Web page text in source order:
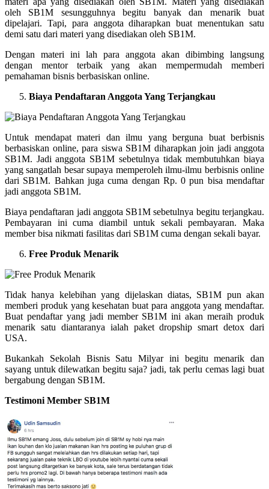
oleh SB1M sesungguhnya begitu banyak dan menarik buat
dipelajari. Tapi, para anggota diharapkan buat menentukan satu
demi satu dari materi yang disediakan oleh SB1M.
Dengan materi ini lah para anggota akan dibimbing langsung
dengan mentor terbaik yang akan mempermudah memberi
pemahaman bisnis berbasiskan online.
Biaya Pendaftaran Anggota Yang Terjangkau
Untuk mendapat materi dan ilmu yang berguna buat berbisnis
berbasiskan online, para siswa SB1M diharapkan join jadi anggota
SB1M. Jadi anggota SB1M sebetulnya tidak membutuhkan biaya
yang sangatlah besar supaya memperoleh ilmu-ilmu berbisnis online
dari SB1M. Bahkan juga cuma dengan Rp. 0 pun bisa mendaftar
jadi anggota SB1M.
Biaya pendaftaran jadi anggota SB1M sebetulnya begitu terjangkau.
Pembayaran ini cuma diambil untuk sekali pembayaran. Maka
member bisa nikmati fasilitas dari SB1M cuma dengan sekali bayar.
Free Produk Menarik
Tidak hanya kelebihan yang dijelaskan diatas, SB1M pun akan
memberi produk yang kesehatan buat para anggota yang mendaftar.
Buat pendaftar yang jadi member SB1M ini akan meraih produk
menarik satu diantaranya ialah paket dropship smart detox dari
USA.
Bukankah Sekolah Bisnis Satu Milyar ini begitu menarik dan
sayang untuk dilewatkan begitu saja? jadi, tak perlu cemas lagi buat
bergabung dengan SB1M.
Testimoni Member SB1M